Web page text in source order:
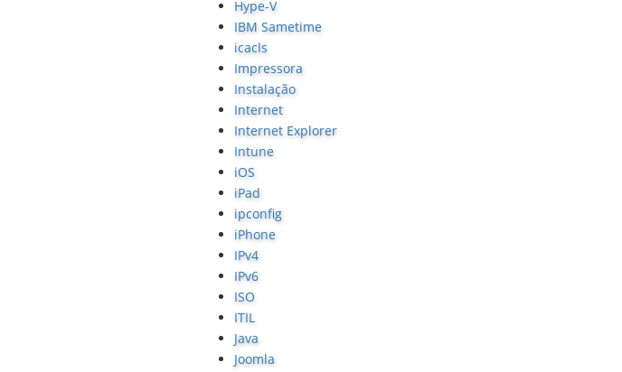
Hype-V
IBM Sametime
icacls
Impressora
Instalação
Internet
Internet Explorer
Intune
iOS
iPad
ipconfig
iPhone
IPv4
IPv6
ISO
ITIL
Java
Joomla